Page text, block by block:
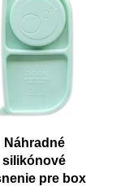
Náhradné
silikónové
pre box